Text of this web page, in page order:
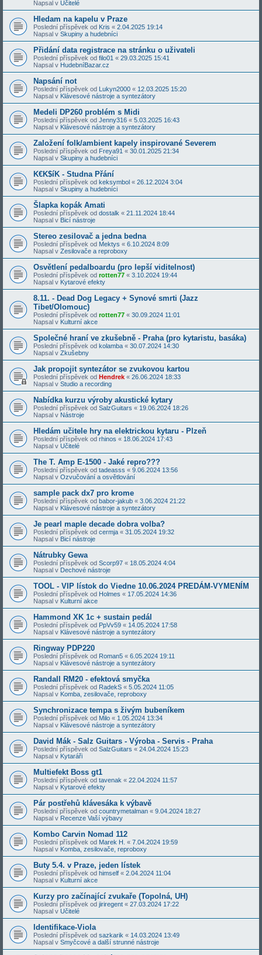
Napsal v Učitelé
Hledam na kapelu v Praze
Poslední příspěvek od Kris « 2.04.2025 19:14
Napsal v Skupiny a hudebníci
Přidání data registrace na stránku o uživateli
Poslední příspěvek od filo01 « 29.03.2025 15:41
Napsal v HudebníBazar.cz
Napsání not
Poslední příspěvek od Lukyn2000 « 12.03.2025 15:20
Napsal v Klávesové nástroje a syntezátory
Medeli DP260 problém s Midi
Poslední příspěvek od Jenny316 « 5.03.2025 16:43
Napsal v Klávesové nástroje a syntezátory
Založení folk/ambient kapely inspirované Severem
Poslední příspěvek od Freya91 « 30.01.2025 21:34
Napsal v Skupiny a hudebníci
K€K$íK - Studna Přání
Poslední příspěvek od keksymbol « 26.12.2024 3:04
Napsal v Skupiny a hudebníci
Šlapka kopák Amati
Poslední příspěvek od dostalk « 21.11.2024 18:44
Napsal v Bicí nástroje
Stereo zesilovač a jedna bedna
Poslední příspěvek od Mektys « 6.10.2024 8:09
Napsal v Zesilovače a reproboxy
Osvětlení pedalboardu (pro lepší viditelnost)
Poslední příspěvek od rotten77 « 3.10.2024 19:44
Napsal v Kytarové efekty
8.11. - Dead Dog Legacy + Synové smrti (Jazz
Tibet/Olomouc)
Poslední příspěvek od rotten77 « 30.09.2024 11:01
Napsal v Kulturní akce
Společné hraní ve zkušebně - Praha (pro kytaristu, basáka)
Poslední příspěvek od kolamba « 30.07.2024 14:30
Napsal v Zkušebny
Jak propojit syntezátor se zvukovou kartou
Poslední příspěvek od Hendrek « 26.06.2024 18:33
Napsal v Studio a recording
Nabídka kurzu výroby akustické kytary
Poslední příspěvek od SalzGuitars « 19.06.2024 18:26
Napsal v Nástroje
Hledám učitele hry na elektrickou kytaru - Plzeň
Poslední příspěvek od rhinos « 18.06.2024 17:43
Napsal v Učitelé
The T. Amp E-1500 - Jaké repro???
Poslední příspěvek od tadeasss « 9.06.2024 13:56
Napsal v Ozvučování a osvětlování
sample pack dx7 pro krome
Poslední příspěvek od babor-jakub « 3.06.2024 21:22
Napsal v Klávesové nástroje a syntezátory
Je pearl maple decade dobra volba?
Poslední příspěvek od cermja « 31.05.2024 19:32
Napsal v Bicí nástroje
Nátrubky Gewa
Poslední příspěvek od Scorp97 « 18.05.2024 4:04
Napsal v Dechové nástroje
TOOL - VIP lístok do Viedne 10.06.2024 PREDÁM-VYMENÍM
Poslední příspěvek od Holmes « 17.05.2024 14:36
Napsal v Kulturní akce
Hammond XK 1c + sustain pedál
Poslední příspěvek od PpVv59 « 14.05.2024 17:58
Napsal v Klávesové nástroje a syntezátory
Ringway PDP220
Poslední příspěvek od Roman5 « 6.05.2024 19:11
Napsal v Klávesové nástroje a syntezátory
Randall RM20 - efektová smyčka
Poslední příspěvek od RadekS « 5.05.2024 11:05
Napsal v Komba, zesilovače, reproboxy
Synchronizace tempa s živým bubeníkem
Poslední příspěvek od Milo « 1.05.2024 13:34
Napsal v Klávesové nástroje a syntezátory
David Mák - Salz Guitars - Výroba - Servis - Praha
Poslední příspěvek od SalzGuitars « 24.04.2024 15:23
Napsal v Kytaráři
Multiefekt Boss gt1
Poslední příspěvek od tavenak « 22.04.2024 11:57
Napsal v Kytarové efekty
Pár postřehů klávesáka k výbavě
Poslední příspěvek od countrymetalman « 9.04.2024 18:27
Napsal v Recenze Vaší výbavy
Kombo Carvin Nomad 112
Poslední příspěvek od Marek H. « 7.04.2024 19:59
Napsal v Komba, zesilovače, reproboxy
Buty 5.4. v Praze, jeden lístek
Poslední příspěvek od himself « 2.04.2024 11:04
Napsal v Kulturní akce
Kurzy pro začínající zvukaře (Topolná, UH)
Poslední příspěvek od jiriregent « 27.03.2024 17:22
Napsal v Učitelé
Identifikace-Viola
Poslední příspěvek od sazkarik « 14.03.2024 13:49
Napsal v Smyčcové a další strunné nástroje